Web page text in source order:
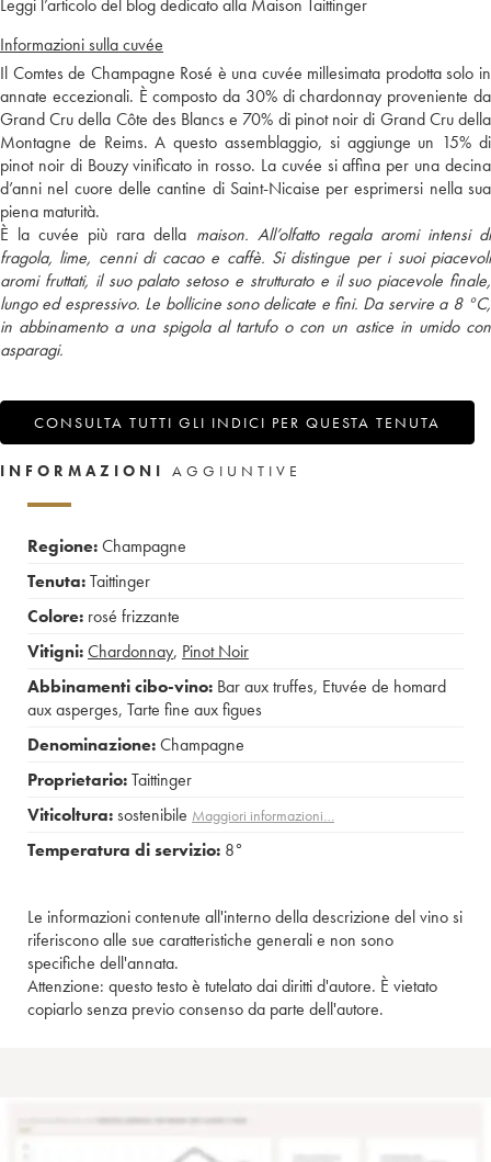
Leggi l’articolo del blog dedicato alla Maison Taittinger
Informazioni sulla cuvée
Il Comtes de Champagne Rosé è una cuvée millesimata prodotta solo in
annate eccezionali. È composto da 30% di chardonnay proveniente da
Grand Cru della Côte des Blancs e 70% di pinot noir di Grand Cru della
Montagne de Reims. A questo assemblaggio, si aggiunge un 15% di
pinot noir di Bouzy vinificato in rosso. La cuvée si affina per una decina
d’anni nel cuore delle cantine di Saint-Nicaise per esprimersi nella sua
piena maturità.
È la cuvée più rara della maison. All’olfatto regala aromi intensi di
fragola, lime, cenni di cacao e caffè. Si distingue per i suoi piacevoli
aromi fruttati, il suo palato setoso e strutturato e il suo piacevole finale,
lungo ed espressivo. Le bollicine sono delicate e fini. Da servire a 8 °C,
in abbinamento a una spigola al tartufo o con un astice in umido con
asparagi.
CONSULTA TUTTI GLI INDICI PER QUESTA TENUTA
INFORMAZIONI AGGIUNTIVE
Regione:Champagne
Tenuta:Taittinger
Colore: rosé frizzante
Vitigni:Chardonnay, Pinot Noir
Abbinamenti cibo-vino: Bar aux truffes, Etuvée de homard
aux asperges, Tarte fine aux figues
Denominazione:Champagne
Proprietario:Taittinger
Viticoltura:sostenibile Maggiori informazioni…
Temperatura di servizio: 8°
Le informazioni contenute all'interno della descrizione del vino si
riferiscono alle sue caratteristiche generali e non sono
specifiche dell'annata.
Attenzione: questo testo è tutelato dai diritti d'autore. È vietato
copiarlo senza previo consenso da parte dell'autore.